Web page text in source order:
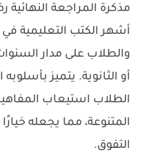
مذكرة المراجعة النهائية
أشهر الكتب التعليمية
والطلاب على مدار
أو الثانوية. يتميز
الطلاب استيعاب
المتنوعة، مما يجعله
التفوق.